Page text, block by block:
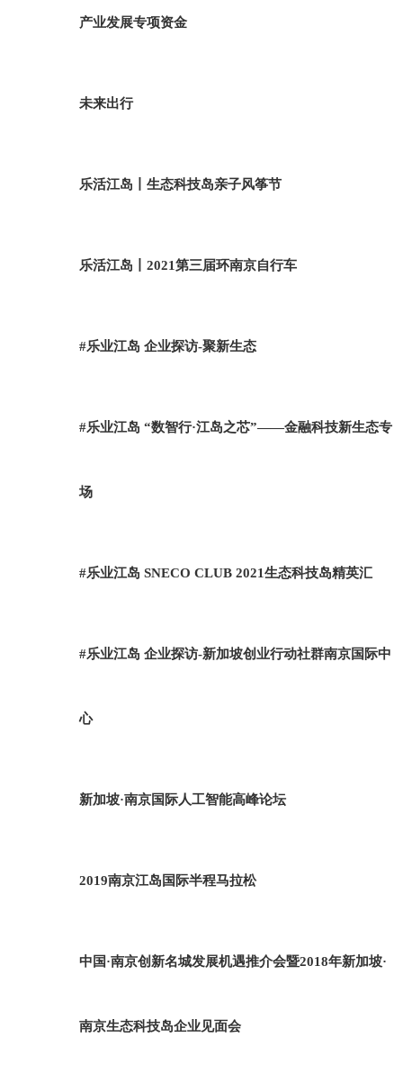
产业发展专项资金
未来出行
乐活江岛丨生态科技岛亲子风筝节
乐活江岛丨2021第三届环南京自行车
#乐业江岛 企业探访-聚新生态
#乐业江岛 “数智行·江岛之芯”——金融科技新生态专
场
#乐业江岛 SNECO CLUB 2021生态科技岛精英汇
#乐业江岛 企业探访-新加坡创业行动社群南京国际中
心
新加坡·南京国际人工智能高峰论坛
2019南京江岛国际半程马拉松
中国·南京创新名城发展机遇推介会暨2018年新加坡·
南京生态科技岛企业见面会